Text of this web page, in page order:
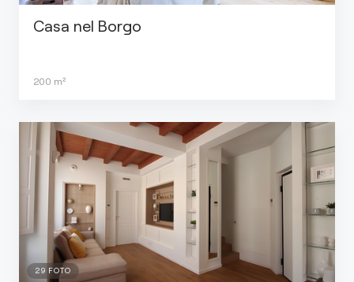
Casa nel Borgo
200 m²
29 FOTO